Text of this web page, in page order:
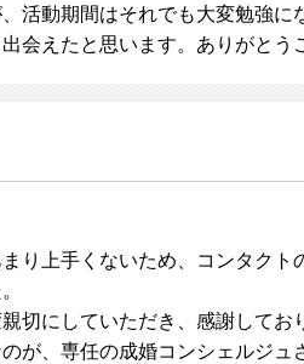
活動期間はそれでも大変勉強に
会えたと思います。ありがとう
り上手くないため、コンタクト
切にしていただき、感謝してお
が、専任の成婚コンシェルジュ